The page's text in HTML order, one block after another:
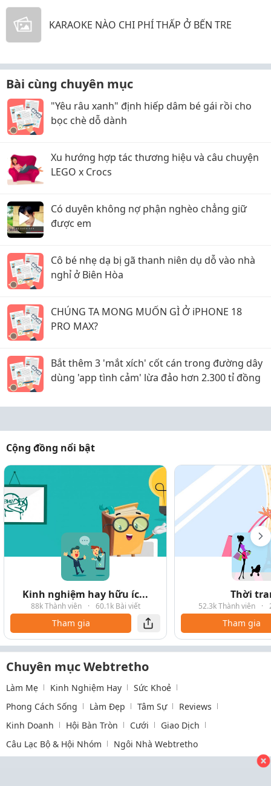
KARAOKE NÀO CHI PHÍ THẤP Ở BẾN TRE
Bài cùng chuyên mục
"Yêu râu xanh" định hiếp dâm bé gái rồi cho
bọc chè dỗ dành
Xu hướng hợp tác thương hiệu và câu chuyện
LEGO x Crocs
Có duyên không nợ phận nghèo chẳng giữ
được em
Cô bé nhẹ dạ bị gã thanh niên dụ dỗ vào nhà
nghỉ ở Biên Hòa
CHÚNG TA MONG MUỐN GÌ Ở iPHONE 18
PRO MAX?
Bắt thêm 3 'mắt xích' cốt cán trong đường dây
dùng 'app tình cảm' lừa đảo hơn 2.300 tỉ đồng
Cộng đồng nổi bật
Kinh nghiệm hay hữu íc...
88k Thành viên · 60.1k Bài viết
Tham gia
Thời
52.3k Thành viên ·
Tham gia
Chuyên mục Webtretho
Làm Mẹ Kinh Nghiệm Hay
Sức Khoẻ
Phong Cách Sống
Làm Đẹp Tâm Sự
Reviews
Kinh Doanh
Hội Bàn Tròn Cưới
Giao Dịch
Câu Lạc Bộ & Hội Nhóm
Ngôi Nhà Webtretho